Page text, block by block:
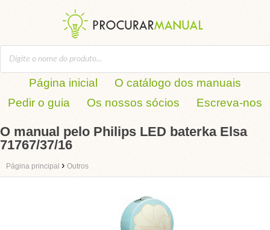
Página inicial
O catálogo dos manuais
Pedir o guia
Os nossos sócios Escreva-nos
O manual pelo Philips LED baterka Elsa
71767/37/16
Página principal › Outros